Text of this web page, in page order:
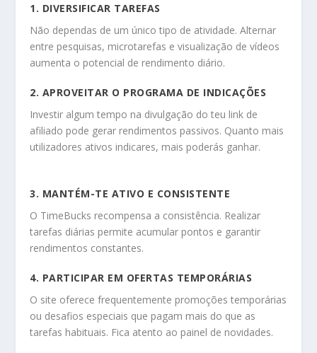
1. DIVERSIFICAR TAREFAS
Não dependas de um único tipo de atividade. Alternar
entre pesquisas, microtarefas e visualização de vídeos
aumenta o potencial de rendimento diário.
2. APROVEITAR O PROGRAMA DE INDICAÇÕES
Investir algum tempo na divulgação do teu link de
afiliado pode gerar rendimentos passivos. Quanto mais
utilizadores ativos indicares, mais poderás ganhar.
3. MANTÉM-TE ATIVO E CONSISTENTE
O TimeBucks recompensa a consistência. Realizar
tarefas diárias permite acumular pontos e garantir
rendimentos constantes.
4. PARTICIPAR EM OFERTAS TEMPORÁRIAS
O site oferece frequentemente promoções temporárias
ou desafios especiais que pagam mais do que as
tarefas habituais. Fica atento ao painel de novidades.